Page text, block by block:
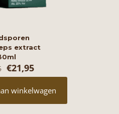
extract
Oorspronkelijke
prijs
was:
€26,95.
€21,95Huidige
prijs
is:
€21,95.
winkelwagen